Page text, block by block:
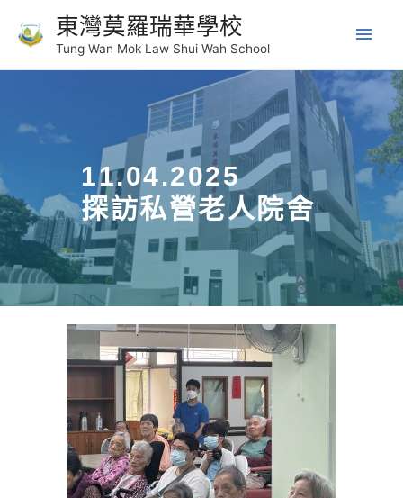
東灣莫羅瑞華學校
Tung Wan Mok Law Shui Wah School
11.04.2025
探訪私營老人院舍